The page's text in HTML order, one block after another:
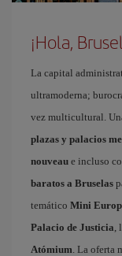
¡Hola,
La capital
ultramoderna;
vez multicultural.
plazas y palacios
nouveau e incluso
baratos a Bruselas
temático Mini
Palacio de Justicia,
Atómium. La oferta